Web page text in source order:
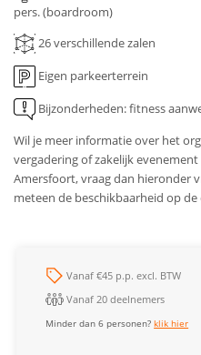
pers. (boardroom)
26verschillende zalen
Eigen parkeerterrein
Bijzonderheden: fitness
Wil je meer informatie over het
vergadering of zakelijk
Amersfoort, vraag dan hieronder
meteen de beschikbaarheid op
Vanaf €45 p.p. excl. BTW
Vanaf 20 deelnemers
Minder dan 6 personen?klik hier